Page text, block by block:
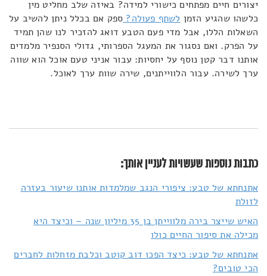
יצורים חיים מפתחים כישורי למידה? באיזה שלב מחליט מין
כלשהו שהגיע הזמן לשתף פעולה? ספק אם בכלל ניתן להשיב על
השאלות הללו, אבל מדי פעם הטבע דואג להזכיר לנו שהן תמיד
על הפרק. ואם נסגור את המעגל הספרותי, גדולי הסנפיר מלמדים
אותנו דבר קטן נוסף על יחסיות: עבור אניני טעם אוכל הוא שווה
ערך לשירה. עבור הלווייתנים, שירה שוות ערך לאוכל.
כתבות נוספות שעשויות לעניין אותך:
אתנחתא של טבע: ציפורי הנגב שמלמדות אותנו שיעור בעזרה
לזולת
האיש שייצר בירה מלווייתן בן 35 מיליון שנה – וכיצד היא
מכילה את סיפור החיים כולו
אתנחתא של טבע: כיצד הפכו דוב קוטב וכלבת מזחלות לחברים
הכי טובים?